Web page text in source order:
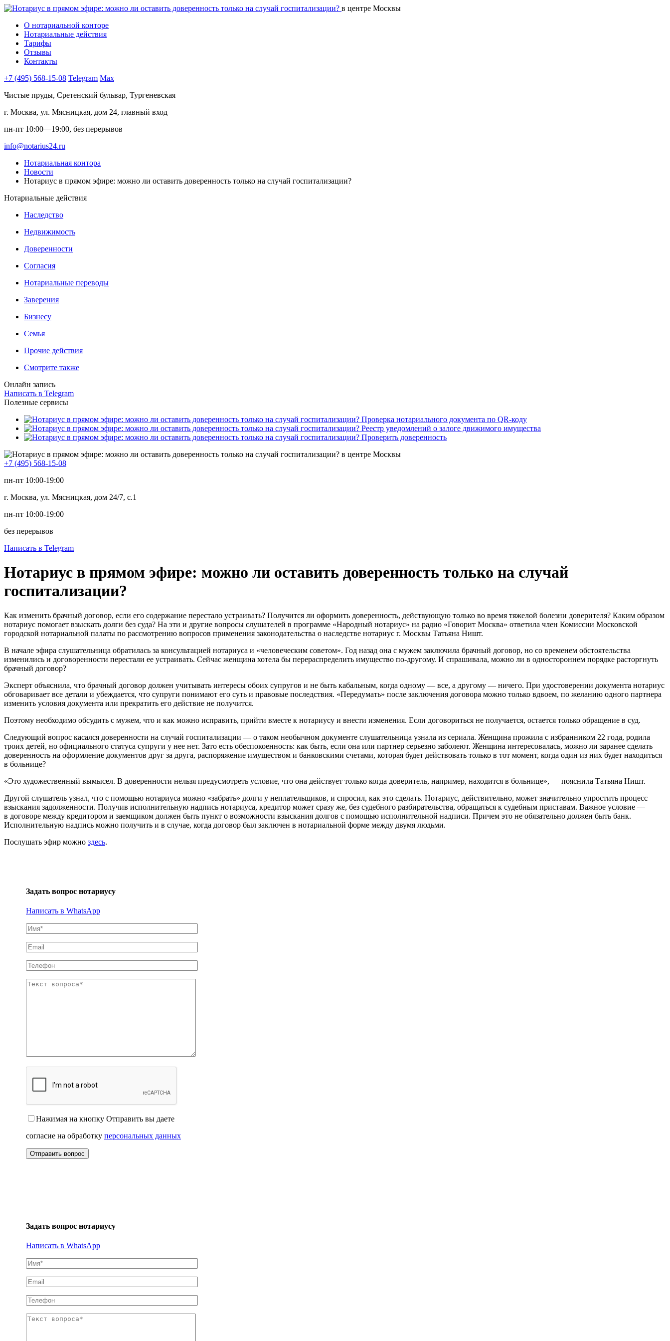
в центре Москвы
О нотариальной конторе
Нотариальные действия
Тарифы
Отзывы
Контакты
+7 (495) 568-15-08 Telegram Max
Чистые пруды, Сретенский бульвар, Тургеневская
г. Москва, ул. Мясницкая, дом 24, главный вход
пн-пт 10:00—19:00, без перерывов
info@notarius24.ru
Нотариальная контора
Новости
Нотариус в прямом эфире: можно ли оставить доверенность только на случай госпитализации?
Нотариальные действия
Наследство
Недвижимость
Доверенности
Согласия
Нотариальные переводы
Заверения
Бизнесу
Семья
Прочие действия
Смотрите также
Онлайн запись
Написать в Telegram
Полезные сервисы
Проверка нотариального документа по QR-коду
Реестр уведомлений о залоге движимого имущества
Проверить доверенность
в центре Москвы
+7 (495) 568-15-08
пн-пт 10:00-19:00
г. Москва, ул. Мясницкая, дом 24/7, с.1
пн-пт 10:00-19:00
без перерывов
Написать в Telegram
Нотариус в прямом эфире: можно ли оставить доверенность только на случай
госпитализации?
Как изменить брачный договор, если его содержание перестало устраивать? Получится ли оформить доверенность, действующую только во время тяжелой болезни доверителя? Каким образом
нотариус помогает взыскать долги без суда? На эти и другие вопросы слушателей в программе «Народный нотариус» на радио «Говорит Москва» ответила член Комиссии Московской
городской нотариальной палаты по рассмотрению вопросов применения законодательства о наследстве нотариус г. Москвы Татьяна Ништ.
В начале эфира слушательница обратилась за консультацией нотариуса и «человеческим советом». Год назад она с мужем заключила брачный договор, но со временем обстоятельства
изменились и договоренности перестали ее устраивать. Сейчас женщина хотела бы перераспределить имущество по-другому. И спрашивала, можно ли в одностороннем порядке расторгнуть
брачный договор?
Эксперт объяснила, что брачный договор должен учитывать интересы обоих супругов и не быть кабальным, когда одному — все, а другому — ничего. При удостоверении документа нотариус
обговаривает все детали и убеждается, что супруги понимают его суть и правовые последствия. «Передумать» после заключения договора можно только вдвоем, по желанию одного партнера
изменить условия документа или прекратить его действие не получится.
Поэтому необходимо обсудить с мужем, что и как можно исправить, прийти вместе к нотариусу и внести изменения. Если договориться не получается, остается только обращение в суд.
Следующий вопрос касался доверенности на случай госпитализации — о таком необычном документе слушательница узнала из сериала. Женщина прожила с избранником 22 года, родила
троих детей, но официального статуса супруги у нее нет. Зато есть обеспокоенность: как быть, если она или партнер серьезно заболеют. Женщина интересовалась, можно ли заранее сделать
доверенность на оформление документов друг за друга, распоряжение имуществом и банковскими счетами, которая будет действовать только в тот момент, когда один из них будет находиться
в больнице?
«Это художественный вымысел. В доверенности нельзя предусмотреть условие, что она действует только когда доверитель, например, находится в больнице», — пояснила Татьяна Ништ.
Другой слушатель узнал, что с помощью нотариуса можно «забрать» долги у неплательщиков, и спросил, как это сделать. Нотариус, действительно, может значительно упростить процесс
взыскания задолженности. Получив исполнительную надпись нотариуса, кредитор может сразу же, без судебного разбирательства, обращаться к судебным приставам. Важное условие —
в договоре между кредитором и заемщиком должен быть пункт о возможности взыскания долгов с помощью исполнительной надписи. Причем это не обязательно должен быть банк.
Исполнительную надпись можно получить и в случае, когда договор был заключен в нотариальной форме между двумя людьми.
Послушать эфир можно здесь.
Задать вопрос нотариусу
Написать в WhatsApp
Нажимая на кнопку Отправить вы даете
согласие на обработку персональных данных
Задать вопрос нотариусу
Написать в WhatsApp